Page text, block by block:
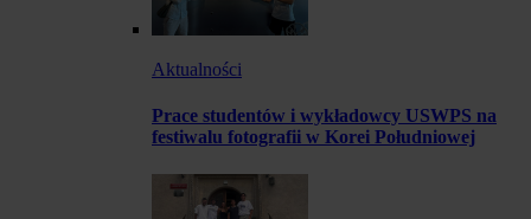
Aktualności
Prace studentów i wykładowcy USWPS na
festiwalu fotografii w Korei Południowej